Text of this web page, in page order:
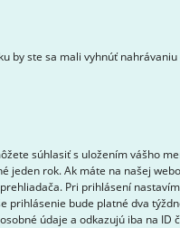
by ste sa mali vyhnúť
súhlasiť s uložením vášho
jeden rok. Ak máte na našej
Pri prihlásení
prihlásenie bude platné dva
údaje a odkazujú iba na